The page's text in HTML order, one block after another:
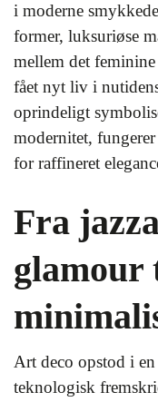
i moderne
former, luksuriøse
mellem det
fået nyt liv i
oprindeligt
modernitet,
for raffineret
Fra
glamour
Art deco opstod i
teknologisk